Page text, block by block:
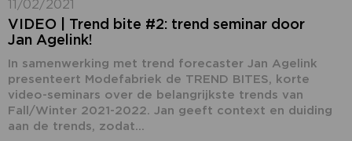
11/02/2021
VIDEO | Trend bite #2: trend seminar door
Jan Agelink!
In samenwerking met trend forecaster Jan Agelink
presenteert Modefabriek de TREND BITES, korte
video-seminars over de belangrijkste trends van
Fall/Winter 2021-2022. Jan geeft context en duiding
aan de trends, zodat...